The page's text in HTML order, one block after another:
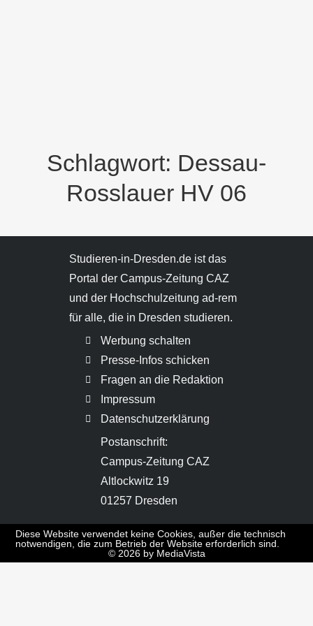
Schlagwort: Dessau-
Rosslauer HV 06
Studieren-in-Dresden.de ist das
Portal der Campus-Zeitung CAZ
und der Hochschulzeitung ad-rem
für alle, die in Dresden studieren.
Werbung schalten
Presse-Infos schicken
Fragen an die Redaktion
Impressum
Datenschutzerklärung
Postanschrift:
Campus-Zeitung CAZ
Altlockwitz 19
01257 Dresden
Diese Website verwendet keine Cookies, außer die technisch
notwendigen, die zum Betrieb der Website erforderlich sind.
© 2026 by MediaVista